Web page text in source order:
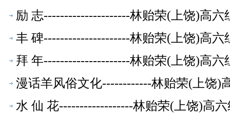
励 志---------------------林贻荣(上饶)高六
丰 碑---------------------林贻荣(上饶)高六
拜 年---------------------林贻荣(上饶)高六
漫话羊风俗文化------------林贻荣(上饶)
水 仙 花------------------林贻荣(上饶)高